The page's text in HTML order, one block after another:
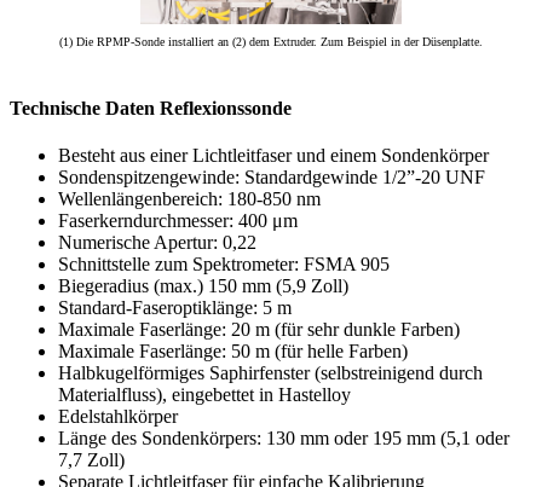
(1) Die RPMP-Sonde installiert an (2) dem Extruder. Zum Beispiel in der Düsenplatte.
Technische Daten Reflexionssonde
Besteht aus einer Lichtleitfaser und einem Sondenkörper
Sondenspitzengewinde: Standardgewinde 1/2”-20 UNF
Wellenlängenbereich: 180-850 nm
Faserkerndurchmesser: 400 μm
Numerische Apertur: 0,22
Schnittstelle zum Spektrometer: FSMA 905
Biegeradius (max.) 150 mm (5,9 Zoll)
Standard-Faseroptiklänge: 5 m
Maximale Faserlänge: 20 m (für sehr dunkle Farben)
Maximale Faserlänge: 50 m (für helle Farben)
Halbkugelförmiges Saphirfenster (selbstreinigend durch
Materialfluss), eingebettet in Hastelloy
Edelstahlkörper
Länge des Sondenkörpers: 130 mm oder 195 mm (5,1 oder
7,7 Zoll)
Separate Lichtleitfaser für einfache Kalibrierung